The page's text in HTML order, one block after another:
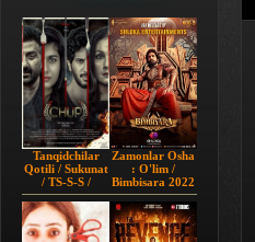
Tanqidchilar
Qotili / Sukunat
/ TS-S-S /
Jimjitlik
Ortidagi Sir /
Chup 2022 HD
Hind kino
Zamonlar Osha
: O'lim /
Bimbisara 2022
Hind kino
Uzbek tilida